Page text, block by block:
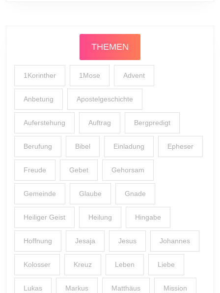
THEMEN
1Korinther 1Mose Advent
Anbetung Apostelgeschichte
Auferstehung Auftrag Bergpredigt
Berufung Bibel Einladung Epheser
Freude Gebet Gehorsam
Gemeinde Glaube Gnade
Heiliger Geist Heilung Hingabe
Hoffnung Jesaja Jesus Johannes
Kolosser Kreuz Leben Liebe
Lukas Markus Matthäus Mission